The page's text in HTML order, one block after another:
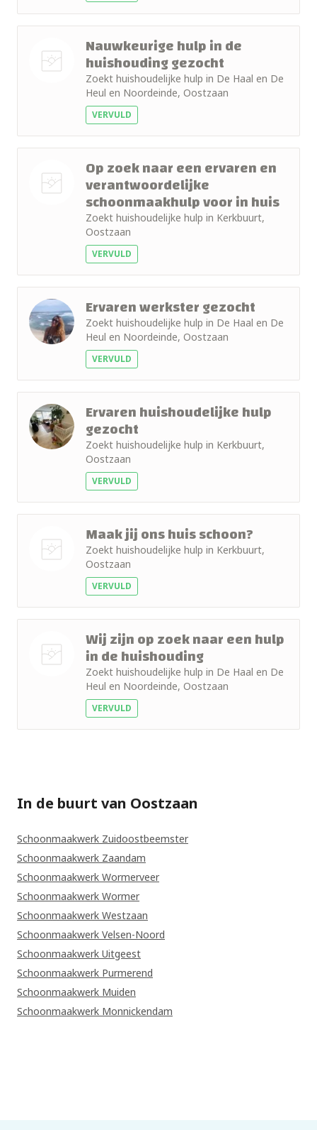
Nauwkeurige hulp in de
huishouding gezocht
Zoekt huishoudelijke hulp in De Haal en De
Heul en Noordeinde, Oostzaan
VERVULD
Op zoek naar een ervaren en
verantwoordelijke
schoonmaakhulp voor in huis
Zoekt huishoudelijke hulp in Kerkbuurt,
Oostzaan
VERVULD
Ervaren werkster gezocht
Zoekt huishoudelijke hulp in De Haal en De
Heul en Noordeinde, Oostzaan
VERVULD
Ervaren huishoudelijke hulp
gezocht
Zoekt huishoudelijke hulp in Kerkbuurt,
Oostzaan
VERVULD
Maak jij ons huis schoon?
Zoekt huishoudelijke hulp in Kerkbuurt,
Oostzaan
VERVULD
Wij zijn op zoek naar een hulp
in de huishouding
Zoekt huishoudelijke hulp in De Haal en De
Heul en Noordeinde, Oostzaan
VERVULD
In de buurt van Oostzaan
Schoonmaakwerk Zuidoostbeemster
Schoonmaakwerk Zaandam
Schoonmaakwerk Wormerveer
Schoonmaakwerk Wormer
Schoonmaakwerk Westzaan
Schoonmaakwerk Velsen-Noord
Schoonmaakwerk Uitgeest
Schoonmaakwerk Purmerend
Schoonmaakwerk Muiden
Schoonmaakwerk Monnickendam